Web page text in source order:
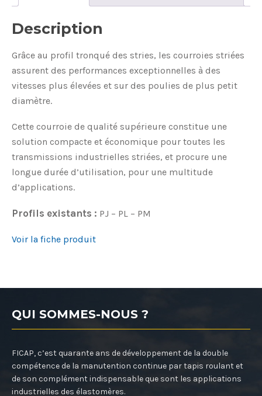
Description
Grâce au profil tronqué des stries, les courroies striées
assurent des performances exceptionnelles à des
vitesses plus élevées et sur des poulies de plus petit
diamètre.
Cette courroie de qualité supérieure constitue une
solution compacte et économique pour toutes les
transmissions industrielles striées, et procure une
longue durée d’utilisation, pour une multitude
d’applications.
Profils existants : PJ – PL – PM
Voir la fiche produit
QUI SOMMES-NOUS ?
FICAP, c’est quarante ans de développement de la double
compétence de la manutention continue par tapis roulant et
de son complément indispensable que sont les applications
industrielles des élastomères.